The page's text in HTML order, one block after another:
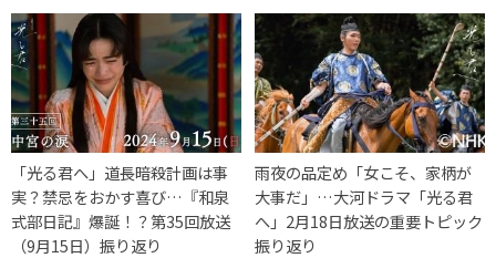
「光る君へ」道長暗殺計画は事
実？禁忌をおかす喜び…『和泉
式部日記』爆誕！？第35回放送
（9月15日）振り返り
雨夜の品定め「女こそ、家柄が
大事だ」…大河ドラマ「光る君
へ」2月18日放送の重要トピック
振り返り